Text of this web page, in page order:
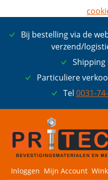
Bij bestelling via de
verzend/
Particuliere
Tel 0031-
Inloggen Mijn Account
ik ga